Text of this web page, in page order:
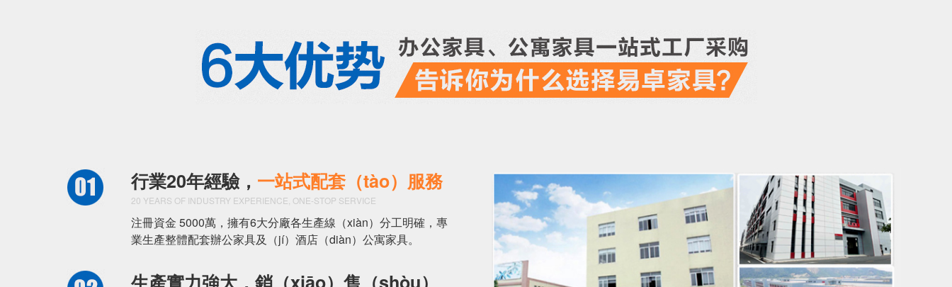
行業20年經驗， 一站式配套（tào）服務
20 YEARS OF INDUSTRY EXPERIENCE, ONE-STOP SERVICE
注冊資金 5000萬，擁有6大分廠各生產線（xiàn）分工明確，專
業生產整體配套辦公家具及（jí）酒店（diàn）公寓家具。